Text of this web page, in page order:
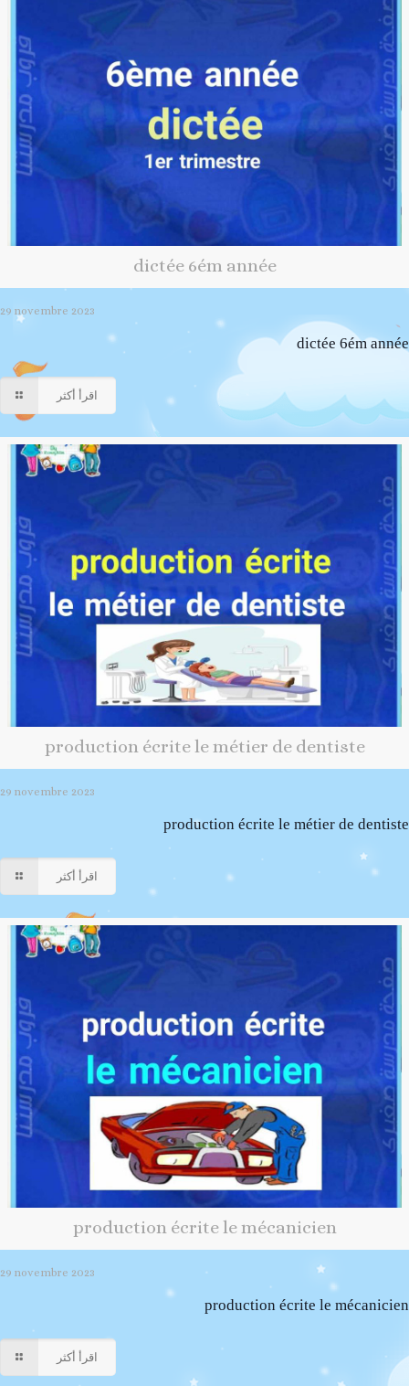
dictée 6ém année
29 novembre 2023
dictée 6ém année
اقرأ أكثر
production écrite le métier de dentiste
29 novembre 2023
production écrite le métier de dentiste
اقرأ أكثر
production écrite le mécanicien
29 novembre 2023
production écrite le mécanicien
اقرأ أكثر